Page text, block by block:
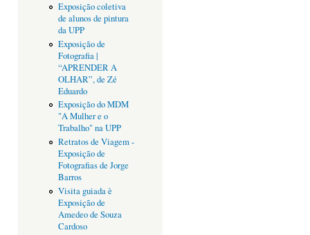
Exposição coletiva
de alunos de pintura
da UPP
Exposição de
Fotografia |
“APRENDER A
OLHAR”, de Zé
Eduardo
Exposição do MDM
"A Mulher e o
Trabalho" na UPP
Retratos de Viagem -
Exposição de
Fotografias de Jorge
Barros
Visita guiada è
Exposição de
Amedeo de Souza
Cardoso